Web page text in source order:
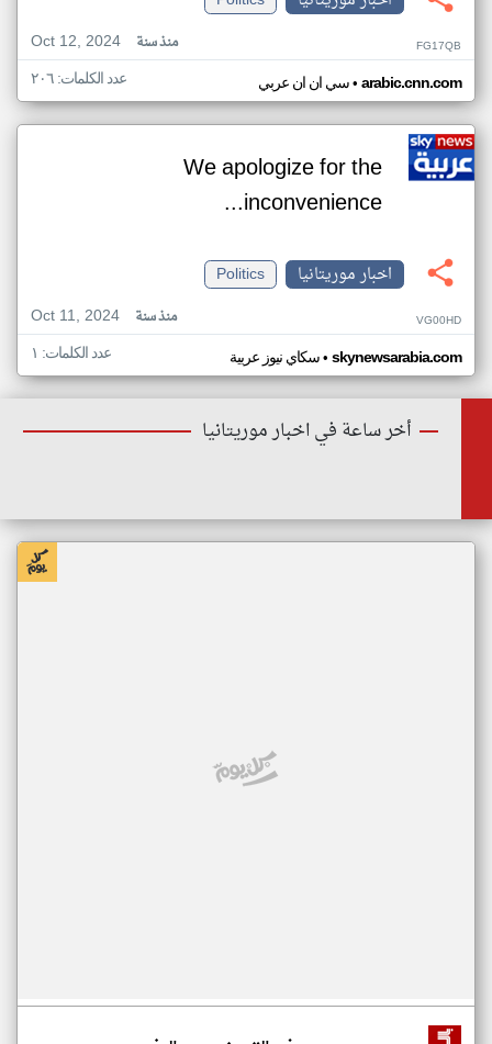
Oct 12, 2024
منذ سنة FG17QB
سي ان ان عربي• arabic.cnn.com عدد الكلمات: ٢٠٦
We apologize for the
inconvenience...
اخبار موريتانيا
Politics
Oct 11, 2024
منذ سنة VG00HD
سكاي نيوز عربية• skynewsarabia.com عدد الكلمات: ١
أخر ساعة في اخبار موريتانيا